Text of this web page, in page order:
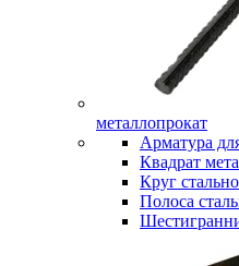
металлопрокат
Арматура
Квадрат
Круг
Полоса